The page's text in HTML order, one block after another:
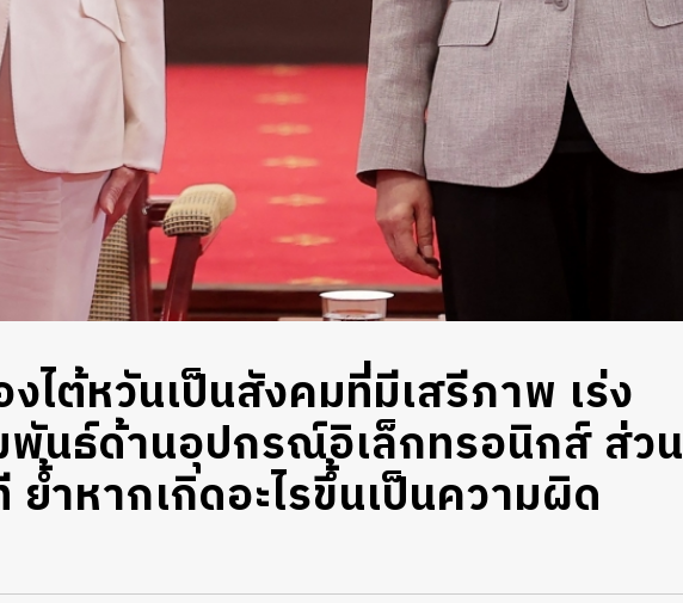
งไต้หวันเป็นสังคมที่มีเสรีภาพ เร่ง
นธ์ด้านอุปกรณ์อิเล็กทรอนิกส์ ส่วน
ำหากเกิดอะไรขึ้นเป็นความผิด